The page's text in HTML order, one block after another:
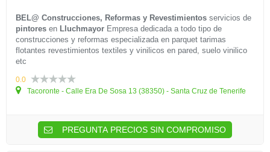
BEL@ Construcciones, Reformas y Revestimientos servicios de
pintores en Lluchmayor Empresa dedicada a todo tipo de
construcciones y reformas especializada en parquet tarimas
flotantes revestimientos textiles y vinilicos en pared, suelo vinilico
etc
0.0
Tacoronte - Calle Era De Sosa 13 (38350) - Santa Cruz de Tenerife
PREGUNTA PRECIOS SIN COMPROMISO